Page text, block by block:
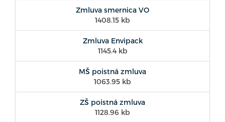
Zmluva smernica VO
1408.15 kb
Zmluva Envipack
1145.4 kb
MŠ poistná zmluva
1063.95 kb
ZŠ poistná zmluva
1128.96 kb